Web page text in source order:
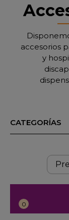
accesorios
y
CATEGORÍAS
0